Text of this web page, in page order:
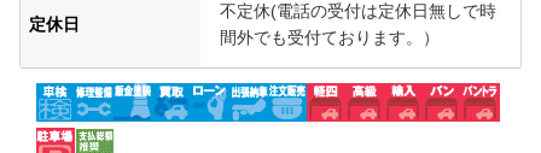
定休日
不定休(電話の受付は定休日無しで時
間外でも受付ております。）